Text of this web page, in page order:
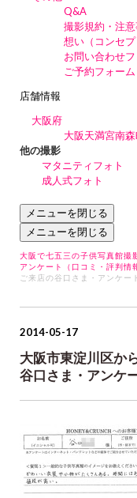
Q&A
撮影規約・注
想い（コンセプ
お問い合わせ
ご予約フォーム
店舗情報
大阪府
大阪天満宮南
他の撮影
マタニティフォト
成人式フォト
メニューを閉じる
メニューを閉じる
大阪で七五三の子供写真館撮
アンケート（口コミ・評判情
ご来店の谷口さま・アンケ
2014-05-17
大阪市東淀川区か
谷口さま・アンケ